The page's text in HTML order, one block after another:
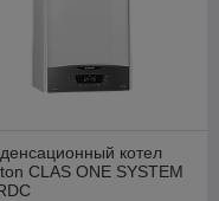
котел
CLAS ONE SYSTEM